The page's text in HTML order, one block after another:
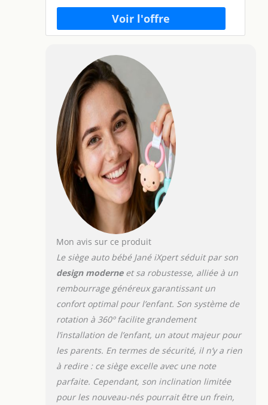
Mon avis sur ce produit
Le siège auto bébé Jané iXpert séduit par son
design moderneet sa robustesse, alliée à un
rembourrage généreux garantissant un
confort optimal pour l’enfant. Son système de
rotation à 360º facilite grandement
l’installation de l’enfant, un atout majeur pour
les parents. En termes de sécurité, il n’y a rien
à redire : ce siège excelle avec une note
parfaite. Cependant, son inclination limitée
pour les nouveau-nés pourrait être un frein,